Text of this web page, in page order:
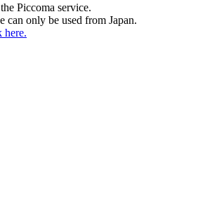
Piccoma service.
can only be used from Japan.
here.